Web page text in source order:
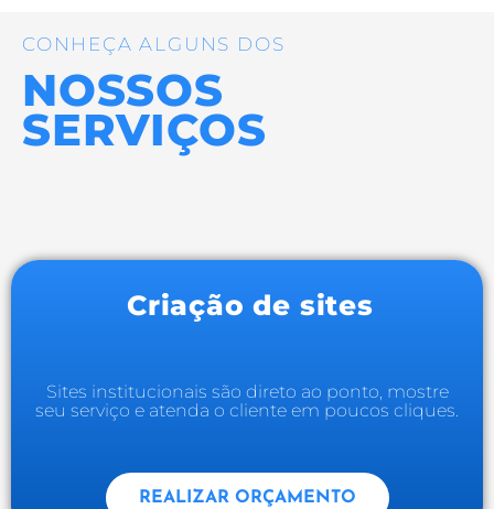
CONHEÇA ALGUNS DOS
NOSSOS
SERVIÇOS
Criação de sites
Sites institucionais são direto ao ponto, mostre
seu serviço e atenda o cliente em poucos cliques.​
REALIZAR ORÇAMENTO